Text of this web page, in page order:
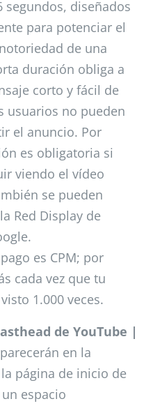
segundos, diseñados
para potenciar el
de una
duración obliga a
corto y fácil de
usuarios no pueden
el anuncio. Por
es obligatoria si
viendo el vídeo
se pueden
Red Display de
es CPM; por
cada vez que tu
1.000 veces.
de YouTube |
en la
página de inicio de
espacio